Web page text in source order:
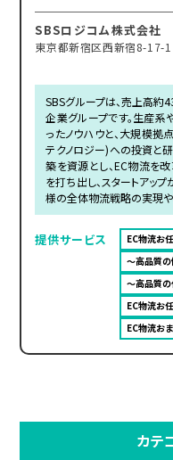
SBSロジコム株式会社
東京都新宿区西新宿8-17-1
SBSグループは、売上高
企業グループです。生産
ったノウハウと、大規模拠
テクノロジー)への投資と
築を資源とし、EC物流を
を打ち出し、スタートアッ
様の全体物流戦略の実現や
提供サービス
EC物流お
～高品質の
～高品質の
EC物流お
EC物流お
カテ